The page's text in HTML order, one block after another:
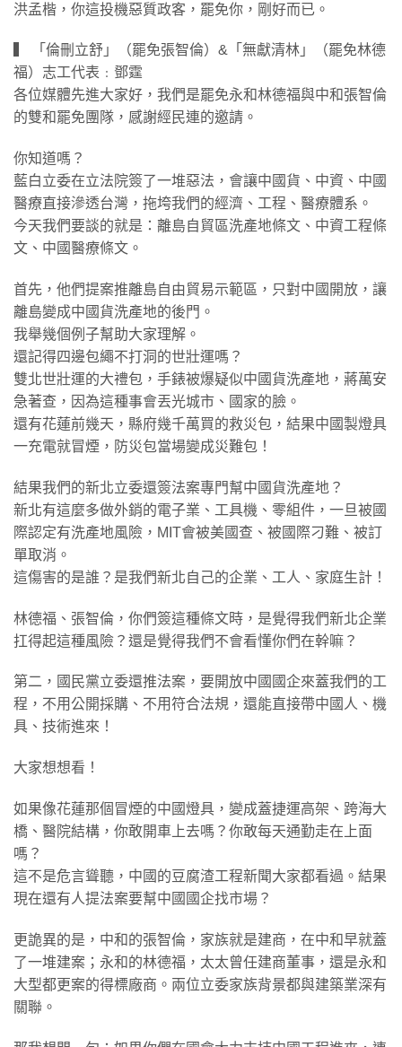
洪孟楷，你這投機惡質政客，罷免你，剛好而已。
​▍ 「倫刪立舒」（罷免張智倫）&「無獻清林」（罷免林德
福）志工代表﹕鄧霆
各位媒體先進大家好，我們是罷免永和林德福與中和張智倫
的雙和罷免團隊，感謝經民連的邀請。
你知道嗎？
藍白立委在立法院簽了一堆惡法，會讓中國貨、中資、中國
醫療直接滲透台灣，拖垮我們的經濟、工程、醫療體系。
今天我們要談的就是：離島自貿區洗產地條文、中資工程條
文、中國醫療條文。
​首先，他們提案推離島自由貿易示範區，只對中國開放，讓
離島變成中國貨洗產地的後門。
我舉幾個例子幫助大家理解。
還記得四邊包繩不打洞的世壯運嗎？
雙北世壯運的大禮包，手錶被爆疑似中國貨洗產地，蔣萬安
急著查，因為這種事會丟光城市、國家的臉。
還有花蓮前幾天，縣府幾千萬買的救災包，結果中國製燈具
一充電就冒煙，防災包當場變成災難包！
​結果我們的新北立委還簽法案專門幫中國貨洗產地？
新北有這麼多做外銷的電子業、工具機、零組件，一旦被國
際認定有洗產地風險，MIT會被美國查、被國際刁難、被訂
單取消。
這傷害的是誰？是我們新北自己的企業、工人、家庭生計！
​林德福、張智倫，你們簽這種條文時，是覺得我們新北企業
扛得起這種風險？還是覺得我們不會看懂你們在幹嘛？
​第二，國民黨立委還推法案，要開放中國國企來蓋我們的工
程，不用公開採購、不用符合法規，還能直接帶中國人、機
具、技術進來！
大家想想看！
如果像花蓮那個冒煙的中國燈具，變成蓋捷運高架、跨海大
橋、醫院結構，你敢開車上去嗎？你敢每天通勤走在上面
嗎？
這不是危言聳聽，中國的豆腐渣工程新聞大家都看過。結果
現在還有人提法案要幫中國國企找市場？
​更詭異的是，中和的張智倫，家族就是建商，在中和早就蓋
了一堆建案；永和的林德福，太太曾任建商董事，還是永和
大型都更案的得標廠商。兩位立委家族背景都與建築業深有
關聯。​